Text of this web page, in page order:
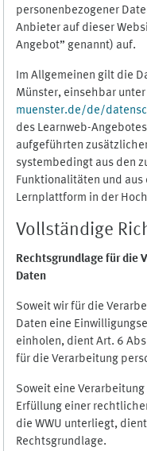
personenbezogener
Anbieter auf dieser
Angebot” genannt) auf.
Im Allgemeinen gilt die
Münster, einsehbar unter
muenster.de/de/
des Learnweb-
aufgeführten
systembedingt aus den
Funktionalitäten und
Lernplattform in der
Vollständige
Rechtsgrundlage für die
Daten
Soweit wir für die
Daten eine
einholen, dient Art. 6
für die Verarbeitung
Soweit eine
Erfüllung einer
die WWU unterliegt,
Rechtsgrundlage.